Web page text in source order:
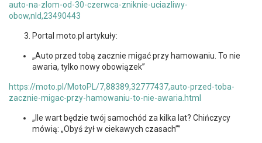
auto-na-zlom-od-30-czerwca-zniknie-uciazliwy-
obow,nId,23490443
Portal moto.pl artykuły:
„Auto przed tobą zacznie migać przy hamowaniu. To nie
awaria, tylko nowy obowiązek”
https://moto.pl/MotoPL/7,88389,32777437,auto-przed-toba-
zacznie-migac-przy-hamowaniu-to-nie-awaria.html
„Ile wart będzie twój samochód za kilka lat? Chińczycy
mówią: „Obyś żył w ciekawych czasach””